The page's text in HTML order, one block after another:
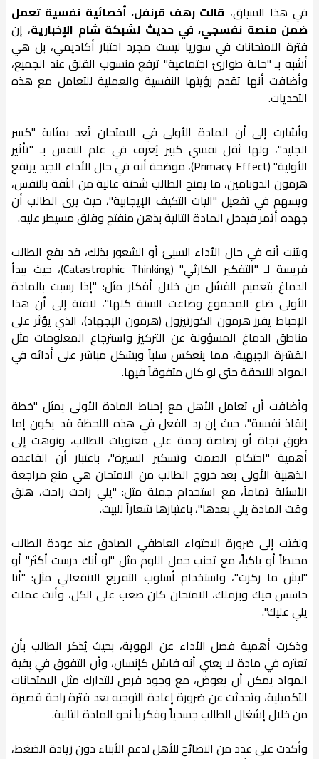
في هذا السياق، قالت رهف قرنفل، أخصائية نفسية تعمل
ضمن منصة نفسجي، في حديث لشبكة شام الإخبارية، إن
فترة الامتحانات في سوريا ليست مجرد اختبار أكاديمي، بل هي
أشبه بـ "حالة طوارئ اجتماعية" ترفع منسوب القلق عند الجميع،
وأضافت أنها تقدم رؤيتها النفسية والعملية للتعامل مع هذه
التحديات.
وأشارت إلى أن المادة الأولى في الامتحان تُعد بمثابة "كسر
الجليد"، ولها ثقل نفسي كبير يُعرف في علم النفس بـ "تأثير
الأولية" (Primacy Effect)، موضحة أنه في حال الأداء الجيد يرتفع
هرمون الدوبامين، ما يمنح الطالب شحنة عالية من الثقة بالنفس،
ويسهم في تفعيل "آليات التكيف الإيجابية"، حيث يرى الطالب أن
جهده أثمر فيدخل المادة التالية بذهن منفتح وقلق مسيطر عليه.
وبيّنت أنه في حال الأداء السيئ أو الشعور بذلك، قد يقع الطالب
فريسة لـ "التفكير الكارثي" (Catastrophic Thinking)، حيث يبدأ
الدماغ بتعميم الفشل من خلال أفكار مثل: "إذا رسبت بالمادة
الأولى ضاع المجموع وضاعت السنة كلها"، لافتة إلى أن هذا
الإحباط يفرز هرمون الكورتيزول (هرمون الإجهاد)، الذي يؤثر على
مناطق الدماغ المسؤولة عن التركيز واسترجاع المعلومات مثل
القشرة الجبهية، مما ينعكس سلباً وبشكل مباشر على أدائه في
المواد اللاحقة حتى لو كان متفوقاً فيها.
وأضافت أن تعامل الأهل مع إحباط المادة الأولى يمثل "خطة
إنقاذ نفسية"، حيث إن رد الفعل في هذه اللحظة قد يكون إما
طوق نجاة أو رصاصة رحمة على معنويات الطالب، ونوهت إلى
أهمية "احتكام الصمت وتسكير السيرة"، باعتبار أن القاعدة
الذهبية الأولى بعد خروج الطالب من الامتحان هي منع مراجعة
الأسئلة تماماً، مع استخدام جملة مثل: "يلي راحت راحت، هلق
وقت المادة يلي بعدها"، باعتبارها شعاراً للبيت.
ولفتت إلى ضرورة الاحتواء العاطفي الصادق عند عودة الطالب
محبطاً أو باكياً، مع تجنب جمل اللوم مثل "لو أنك درست أكثر" أو
"ليش ما ركزت"، واستخدام أسلوب التفريغ الانفعالي مثل: "أنا
حاسس فيك وبزملك، الامتحان كان صعب على الكل، وأنت عملت
يلي عليك".
وذكرت أهمية فصل الأداء عن الهوية، بحيث يُذكر الطالب بأن
تعثره في مادة لا يعني أنه فاشل كإنسان، وأن التفوق في بقية
المواد يمكن أن يعوض، مع وجود فرص للتدارك مثل الامتحانات
التكميلية، وتحدثت عن ضرورة إعادة التوجيه بعد فترة راحة قصيرة
من خلال إشغال الطالب جسدياً وفكرياً نحو المادة التالية.
وأكدت على عدد من النصائح للأهل لدعم الأبناء دون زيادة الضغط،